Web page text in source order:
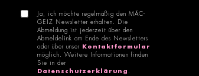
Ja, ich möchte regelmäßig den MÄC-
GEIZ Newsletter erhalten. Die
Abmeldung ist jederzeit über den
Abmeldelink am Ende des Newsletters
oder über unser
Kontaktformular
möglich. Weitere Informationen finden
Sie in der
Datenschutzerklärung .